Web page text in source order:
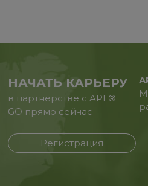
НАЧАТЬ КАРЬЕРУ
в партнерстве с APL®
GO прямо сейчас
Регистрация